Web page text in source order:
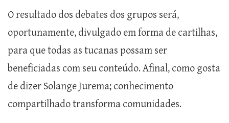
O resultado dos debates dos grupos será,
oportunamente, divulgado em forma de cartilhas,
para que todas as tucanas possam ser
beneficiadas com seu conteúdo. Afinal, como gosta
de dizer Solange Jurema; conhecimento
compartilhado transforma comunidades.